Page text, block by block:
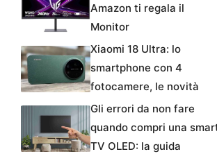
Amazon ti regala il
Monitor
Xiaomi 18 Ultra: lo
smartphone con 4
fotocamere, le novità
Gli errori da non fare
quando compri una
TV OLED: la guida